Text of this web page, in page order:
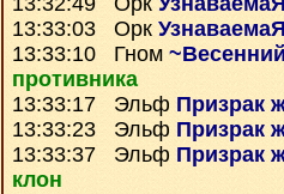
13:33:03 Орк УзнаваемаЯ
13:33:10 Гном
противника
13:33:17 Эльф Призрак
13:33:23 Эльф Призрак
13:33:37 Эльф Призрак
клон